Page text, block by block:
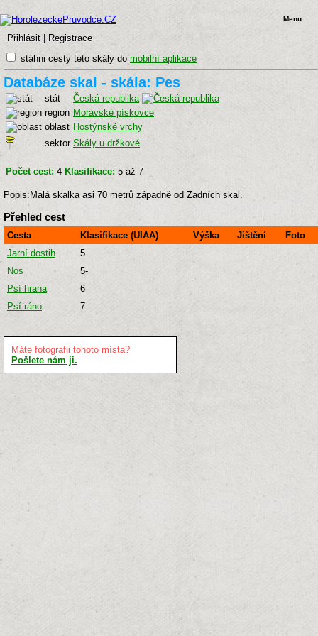
Přihlásit Registrace
Menu
stáhni cesty této skály domobilní aplikace
Databáze skal - skála: Pes
stát
Česká republika
region Moravské pískovce
oblast Hostýnské vrchy
sektor Skály u držkové
Počet cest: 4 Klasifikace: 5 až 7
Popis:Malá skalka asi 70 metrů západně od Zadních skal.
Přehled cest
Cesta Klasifikace (UIAA) Výška Jištění
Foto
Jarní dostih
5
Nos
5-
Psí hrana
6
Psí ráno
7
Máte fotografii tohoto místa?
Pošlete nám ji.